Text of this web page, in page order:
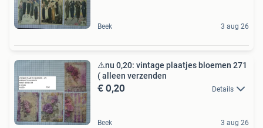
Beek 3 aug 26
⚠️nu 0,20: vintage plaatjes bloemen 271
( alleen verzenden
€ 0,20 Details
Beek 3 aug 26